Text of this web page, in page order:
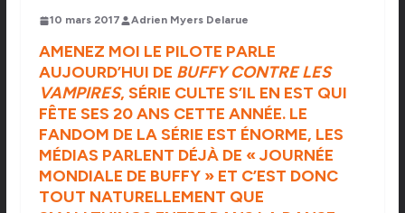
10 mars 2017 Adrien Myers Delarue
AMENEZ MOI LE PILOTE PARLE
AUJOURD’HUI DE BUFFY CONTRE LES
VAMPIRES, SÉRIE CULTE S’IL EN EST QUI
FÊTE SES 20 ANS CETTE ANNÉE. LE
FANDOM DE LA SÉRIE EST ÉNORME, LES
MÉDIAS PARLENT DÉJÀ DE « JOURNÉE
MONDIALE DE BUFFY » ET C’EST DONC
TOUT NATURELLEMENT QUE